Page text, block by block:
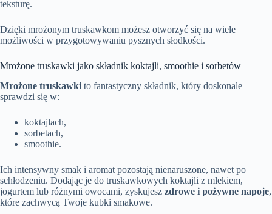
teksturę.
Dzięki mrożonym truskawkom możesz otworzyć się na wiele
możliwości w przygotowywaniu pysznych słodkości.
Mrożone truskawki jako składnik koktajli, smoothie i sorbetów
Mrożone truskawki to fantastyczny składnik, który doskonale
sprawdzi się w:
koktajlach,
sorbetach,
smoothie.
Ich intensywny smak i aromat pozostają nienaruszone, nawet po
schłodzeniu. Dodając je do truskawkowych koktajli z mlekiem,
jogurtem lub różnymi owocami, zyskujesz zdrowe i pożywne napoje,
które zachwycą Twoje kubki smakowe.